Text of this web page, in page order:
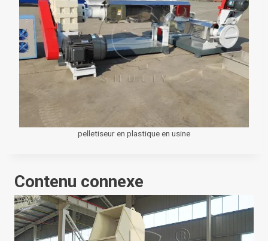
pelletiseur en plastique en usine
Contenu connexe